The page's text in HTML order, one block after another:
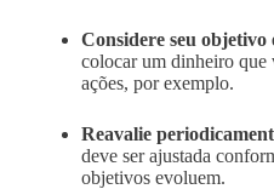
Considere seu objetivo
colocar um dinheiro que
ações, por exemplo.
Reavalie
deve ser ajustada
objetivos evoluem.